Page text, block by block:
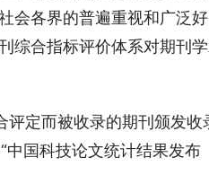
会各界的普遍重视和广泛好
综合指标评价体系对期刊
评定而被收录的期刊颁发收
中国科技论文统计结果发布